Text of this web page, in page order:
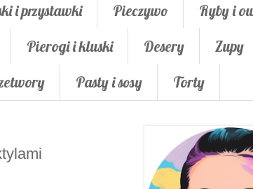
i przystawki Pieczywo
Ryby i
Pierogi i kluski Desery
Zupy
Pasty i sosy Torty